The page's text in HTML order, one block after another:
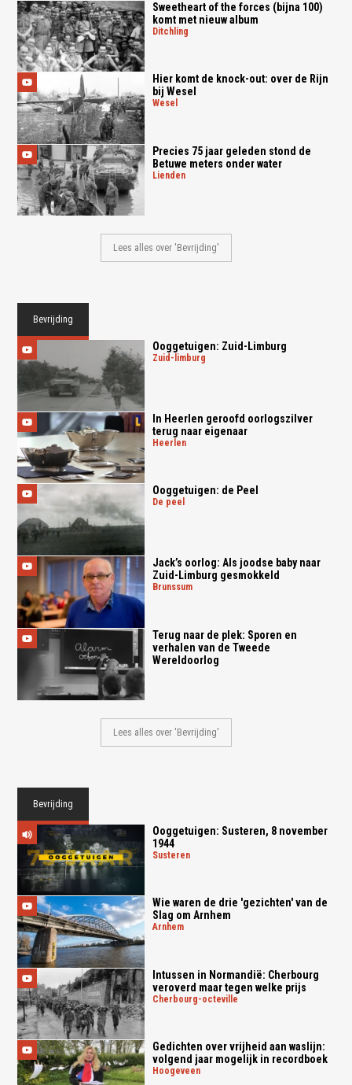
Sweetheart of the forces (bijna 100)
komt met nieuw album
ditchling
Hier komt de knock-out: over de Rijn
bij Wesel
wesel
Precies 75 jaar geleden stond de
Betuwe meters onder water
lienden
Lees alles over 'Bevrijding'
Bevrijding
Ooggetuigen: Zuid-Limburg
zuid-limburg
In Heerlen geroofd oorlogszilver
terug naar eigenaar
heerlen
Ooggetuigen: de Peel
de peel
Jack’s oorlog: Als joodse baby naar
Zuid-Limburg gesmokkeld
brunssum
Terug naar de plek: Sporen en
verhalen van de Tweede
Wereldoorlog
Lees alles over 'Bevrijding'
Bevrijding
Ooggetuigen: Susteren, 8 november
1944
susteren
Wie waren de drie 'gezichten' van de
Slag om Arnhem
arnhem
Intussen in Normandië: Cherbourg
veroverd maar tegen welke prijs
cherbourg-octeville
Gedichten over vrijheid aan waslijn:
volgend jaar mogelijk in recordboek
hoogeveen